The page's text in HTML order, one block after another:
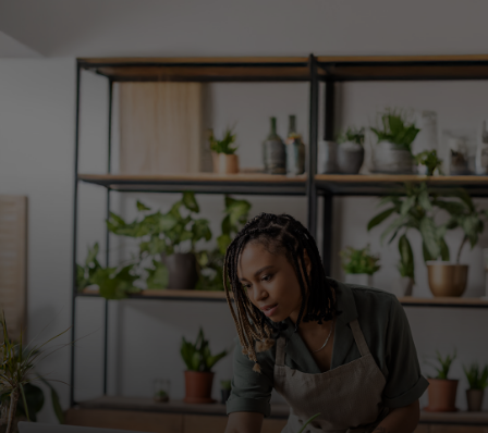
Za biznis
Za svijet
Za inovatore
Novosti i trendovi